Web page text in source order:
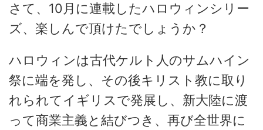
さて、10月に連載したハロウィンシリー
ズ、楽しんで頂けたでしょうか？
ハロウィンは古代ケルト人のサムハイン
祭に端を発し、その後キリスト教に取り
れられてイギリスで発展し、新大陸に渡
って商業主義と結びつき、再び全世界に